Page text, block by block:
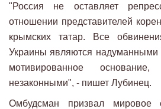
"Россия не оставляет
отношении представителей
крымских татар. Все
Украины являются надуманными
мотивированное
незаконными", - пишет Лубинец.
Омбудсман призвал мировое